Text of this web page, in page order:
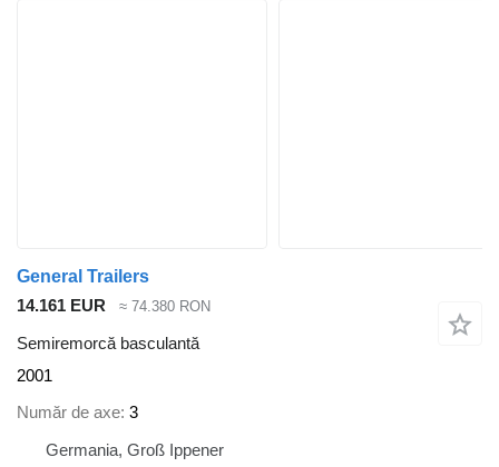
General Trailers
14.161 EUR
≈ 74.380 RON
Semiremorcă basculantă
2001
Număr de axe 3
Germania, Groß Ippener